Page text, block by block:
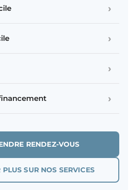
›
›
›
›
RENDEZ-VOUS
PLUS SUR NOS SERVICES